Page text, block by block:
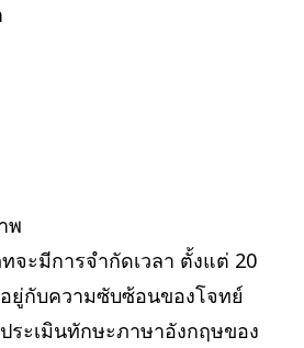
พ
จะมีการจำกัดเวลา ตั้งแต่ 20
ยู่กับความซับซ้อนของโจทย์
ระเมินทักษะภาษาอังกฤษของ